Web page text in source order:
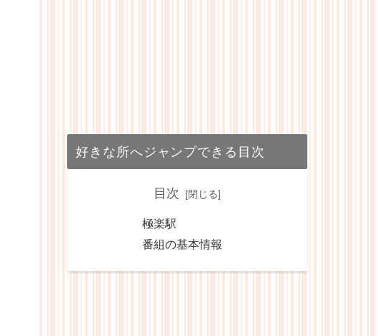
好きな所へジャンプできる目次
目次
極楽駅
番組の基本情報